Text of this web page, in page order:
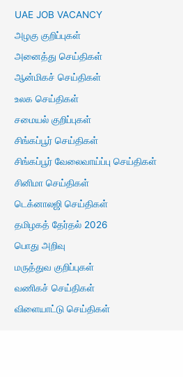
UAE JOB VACANCY
அழகு குறிப்புகள்
அனைத்து செய்திகள்
ஆன்மிகச் செய்திகள்
உலக செய்திகள்
சமையல் குறிப்புகள்
சிங்கப்பூர் செய்திகள்
சிங்கப்பூர் வேலைவாய்ப்பு செய்திகள்
சினிமா செய்திகள்
டெக்னாலஜி செய்திகள்
தமிழகத் தேர்தல் 2026
பொது அறிவு
மருத்துவ குறிப்புகள்
வணிகச் செய்திகள்
விளையாட்டு செய்திகள்